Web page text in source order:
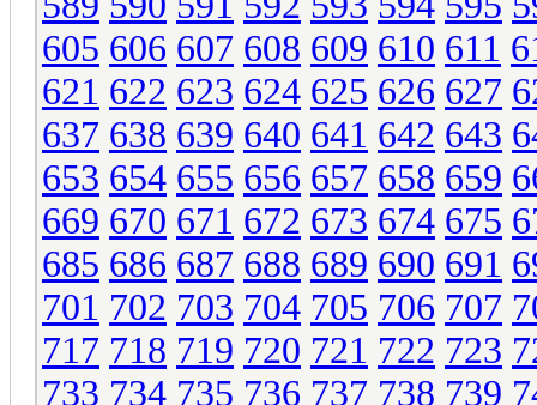
605 606 607 608 609 610 611
621 622 623 624 625 626 627
637 638 639 640 641 642 643
653 654 655 656 657 658 659
669 670 671 672 673 674 675
685 686 687 688 689 690 691
701 702 703 704 705 706 707
717 718 719 720 721 722 723
733 734 735 736 737 738 739